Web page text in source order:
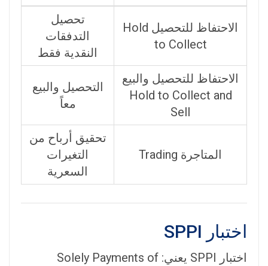
الاحتفاظ للتحصيل Hold
to Collect
تحصيل
التدفقات
النقدية فقط
الاحتفاظ للتحصيل والبيع
Hold to Collect and
Sell
التحصيل والبيع
معاً
المتاجرة Trading
تحقيق أرباح من
التغيرات
السعرية
اختبار SPPI
اختبار SPPI يعني: Solely Payments of